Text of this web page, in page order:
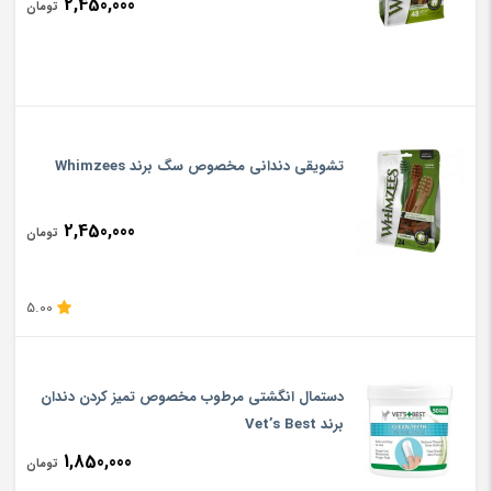
تومان
تشویقی دندانی مخصوص سگ برند Whimzees
2,450,000 تومان
5.00
دستمال انگشتی مرطوب مخصوص تمیز کردن دندان
برند Vet’s Best
1,850,000 تومان